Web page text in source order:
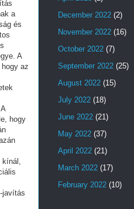
December 2022 (2)
November 2022 (16)
October 2022 (7)
September 2022 (25)
August 2022 (15)
July 2022 (18)
June 2022 (21)
May 2022 (37)
April 2022 (21)
March 2022 (17)
February 2022 (10)